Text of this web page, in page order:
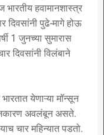
हवामानशास्त्र
दिवसांनी पुढे-मागे होऊ
1 जुनच्या सुमारास
दिवसांनी विलंबाने
येणाऱ्या मॉन्सून
अवलंबून असते.
चार महिन्यात पडतो.